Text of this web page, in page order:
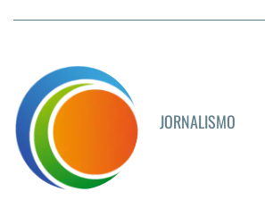
JORNALISMO